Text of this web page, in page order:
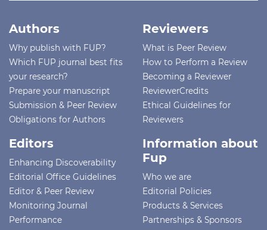
Authors
Why publish with FUP?
Which FUP journal best fits
your research?
Prepare your manuscript
Submission & Peer Review
Obligations for Authors
Reviewers
What is Peer Review
How to Perform a Review
Becoming a Reviewer
ReviewerCredits
Ethical Guidelines for
Reviewers
Editors
Enhancing Discoverability
Editorial Office Guidelines
Editor & Peer Review
Monitoring Journal
Performance
Information about
Fup
Who we are
Editorial Policies
Products & Services
Partnerships & Sponsors